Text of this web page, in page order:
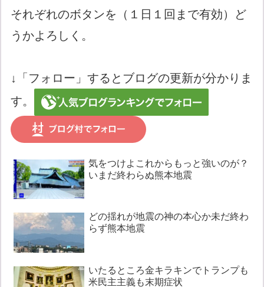
それぞれのボタンを（１日１回まで有効）ど
うかよろしく。
↓「フォロー」するとブログの更新が分かりま
す。
気をつけよこれからもっと強いのが？
いまだ終わらぬ熊本地震
どの揺れが地震の神の本心か未だ終わ
らず熊本地震
いたるところ金キラキンでトランプも
米民主主義も末期症状